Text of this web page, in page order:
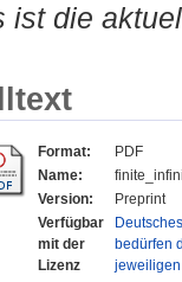
ist die
Format:
PDF
Name:
Version:
Preprint
Verfügbar
mit der
Lizenz
bedürfen